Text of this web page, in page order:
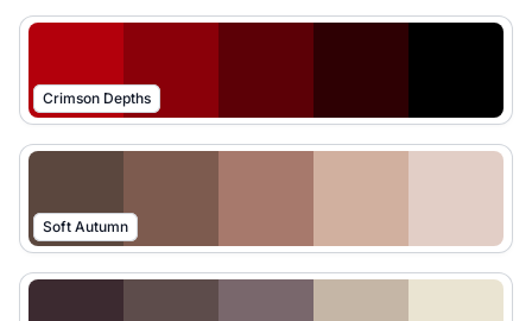
Crimson Depths
Soft Autumn